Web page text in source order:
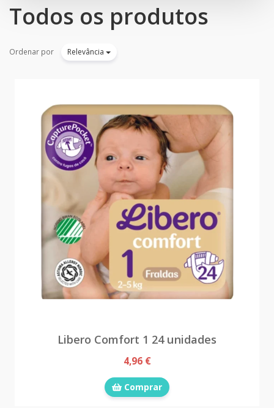
Todos os produtos
Ordenar por Relevância
Libero Comfort 1 24 unidades
4,96 €
Comprar